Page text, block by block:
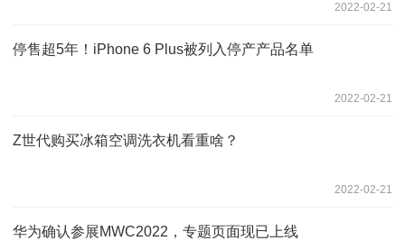
2022-02-21
停售超5年！iPhone 6 Plus被列入停产产品名单
2022-02-21
Z世代购买冰箱空调洗衣机看重啥？
2022-02-21
华为确认参展MWC2022，专题页面现已上线